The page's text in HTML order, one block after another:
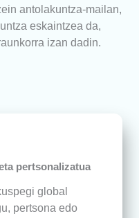
antolakuntza-mailan,
eskaintzea da,
izan dadin.
pertsonalizatua
global
pertsona edo